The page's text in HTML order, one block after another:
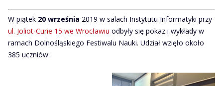
W piątek 20 września 2019 w salach Instytutu Informatyki przy
ul. Joliot-Curie 15 we Wrocławiu odbyły się pokaz i wykłady w
ramach Dolnośląskiego Festiwalu Nauki. Udział wzięło około
385 uczniów.